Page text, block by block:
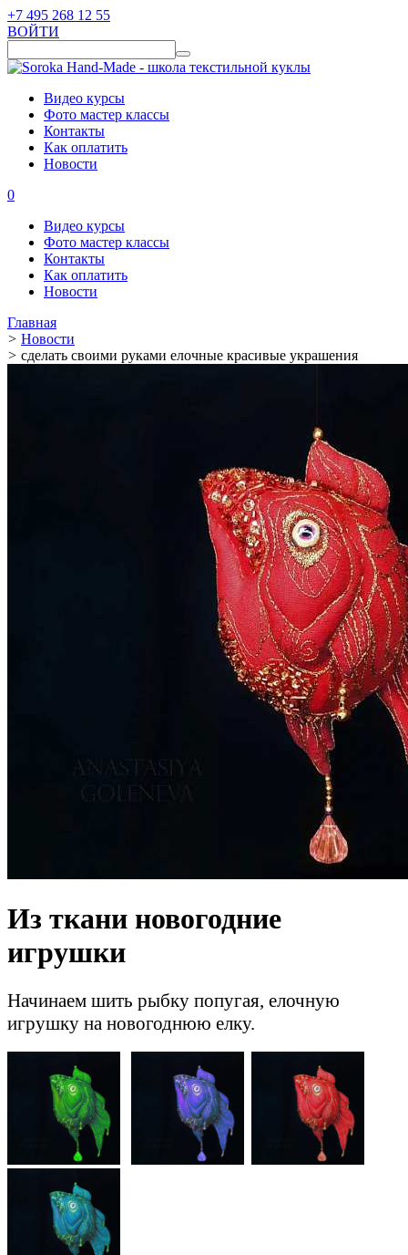
+7 495 268 12 55
ВОЙТИ
Видео курсы
Фото мастер классы
Контакты
Как оплатить
Новости
0
Видео курсы
Фото мастер классы
Контакты
Как оплатить
Новости
Главная
> Новости
> сделать своими руками елочные красивые украшения
Из ткани новогодние
игрушки
Начинаем шить рыбку попугая, елочную
игрушку на новогоднюю елку.